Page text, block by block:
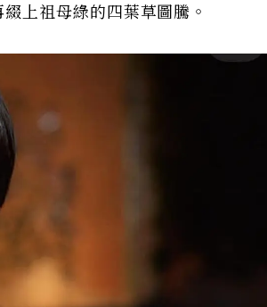
上祖母綠的四葉草圖騰。